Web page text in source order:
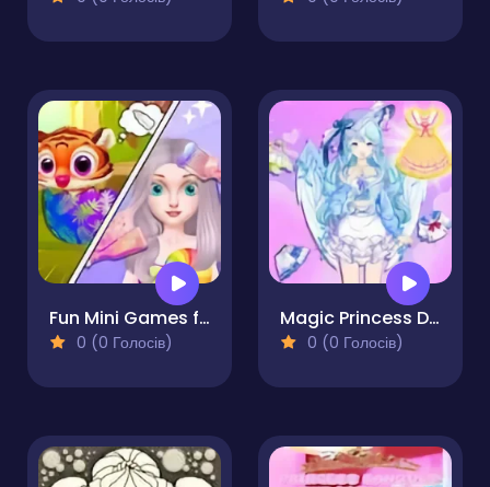
Fun Mini Games for Princess
0 (0 Голосів)
Magic Princess Dress Up Doll
0 (0 Голосів)